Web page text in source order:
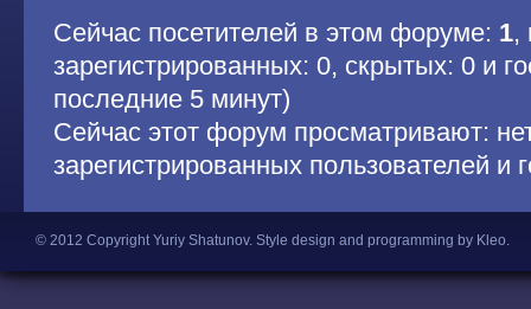
Сейчас посетителей в этом форуме: 1,
зарегистрированных: 0, скрытых: 0 и
последние 5 минут)
Сейчас этот форум просматривают:
зарегистрированных пользователей и
© 2012 Copyright Yuriy Shatunov. Style design and programming by Kleo.